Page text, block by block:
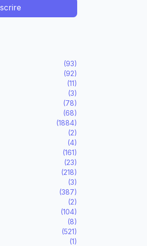
(93)
(92)
(11)
(3)
(78)
(68)
(1884)
(2)
(4)
(161)
(23)
(218)
(3)
(387)
(2)
(104)
(8)
(521)
(1)